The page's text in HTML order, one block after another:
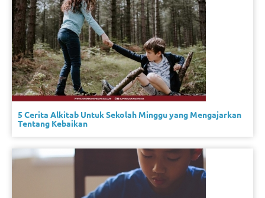
5 Cerita Alkitab Untuk Sekolah Minggu yang Mengajarkan
Tentang Kebaikan